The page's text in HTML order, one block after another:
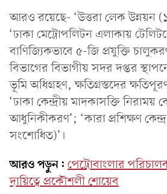
আরও রয়েছে- ‘উত্তরা লেক উন্নয়ন
‘ঢাকা মেট্রোপলিটন এলাকায়
বাণিজ্যিকভাবে ৫-জি প্রযুক্তি
বিভাগের বিভাগীয় সদর দপ্তর
ভূমি অধিগ্রহণ, ক্ষতিগ্রস্তদের
‘ঢাকা কেন্দ্রীয় মাদকাসক্তি নিরাময়
আধুনিকীকরণ’; ‘কারা প্রশিক্ষণ
সংশোধিত)’।
আরও পড়ুন: পেট্রোবাংলার
দায়িত্বে প্রকৌশলী শোয়েব